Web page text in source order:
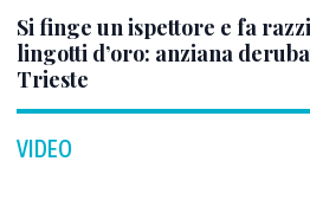
Si finge un ispettore e fa
lingotti d’oro: anziana
Trieste
VIDEO